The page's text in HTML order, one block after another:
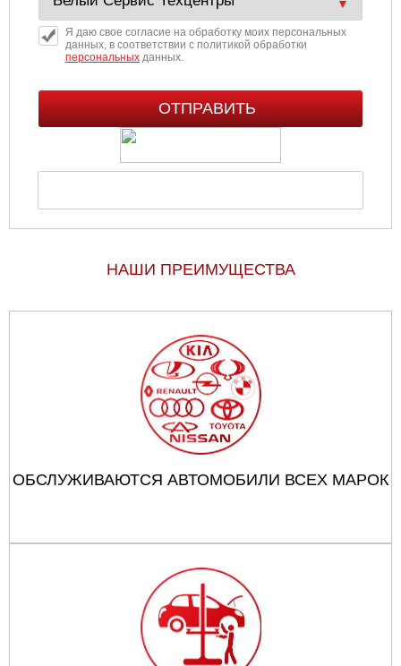
Череповец
Ярославль
Я даю свое согласие на обработку моих персональных
данных, в соответствии с политикой обработки
персональныхданных.
НАШИ ПРЕИМУЩЕСТВА
ОБСЛУЖИВАЮТСЯ АВТОМОБИЛИ ВСЕХ МАРОК